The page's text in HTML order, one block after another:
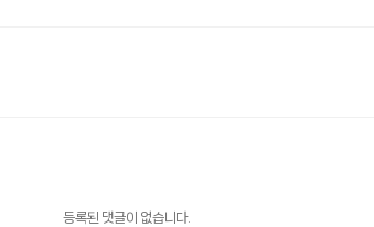
등록된 댓글이 없습니다.